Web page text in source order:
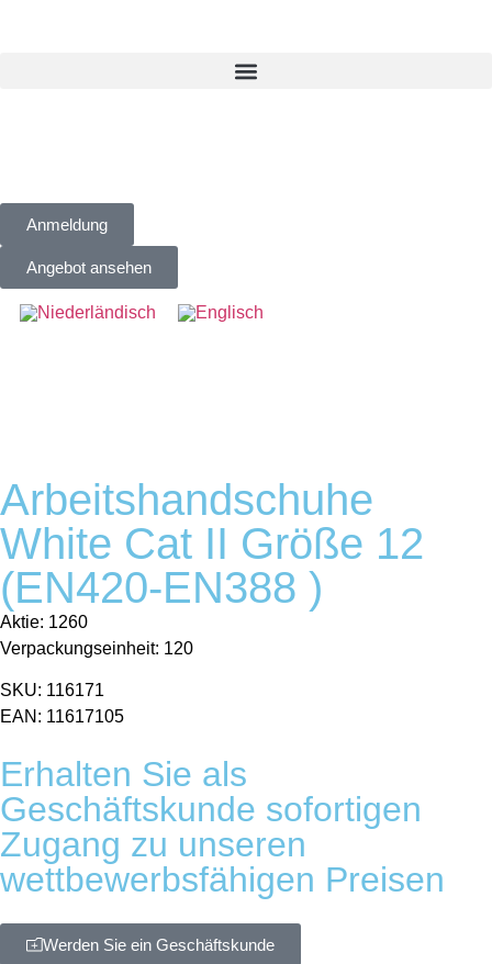
Anmeldung
Angebot ansehen
Arbeitshandschuhe
White Cat II Größe 12
(EN420-EN388 )
Aktie: 1260
Verpackungseinheit: 120
SKU: 116171
EAN: 11617105
Erhalten Sie als
Geschäftskunde sofortigen
Zugang zu unseren
wettbewerbsfähigen Preisen
Werden Sie ein Geschäftskunde